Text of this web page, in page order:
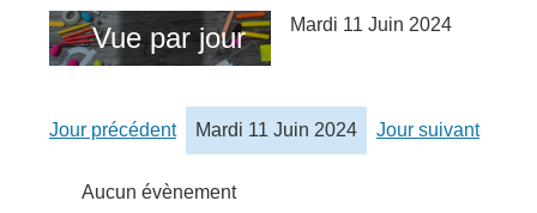
Vue par jour Mardi 11 Juin 2024
Jour précédent Mardi 11 Juin 2024 Jour suivant
Aucun évènement